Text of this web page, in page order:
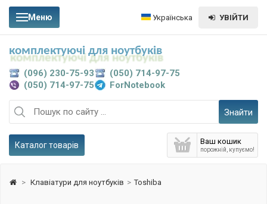
Меню Українська УВІЙТИ
Знайти
Ваш кошик
порожній, купуємо!
Каталог товарів
(096) 230-75-93
(050) 714-97-75
(050) 714-97-75
ForNotebook
комплектуючі для ноутбуків
> Клавіатури для ноутбуків > Toshiba